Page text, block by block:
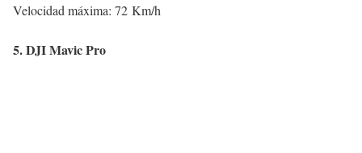
Velocidad máxima: 72 Km/h
5. DJI Mavic Pro